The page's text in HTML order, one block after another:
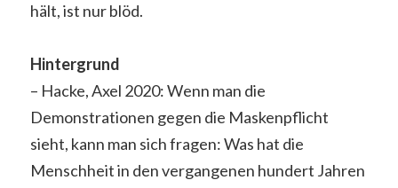
hält, ist nur blöd.
Hintergrund
– Hacke, Axel 2020: Wenn man die
Demonstrationen gegen die Maskenpflicht
sieht, kann man sich fragen: Was hat die
Menschheit in den vergangenen hundert Jahren